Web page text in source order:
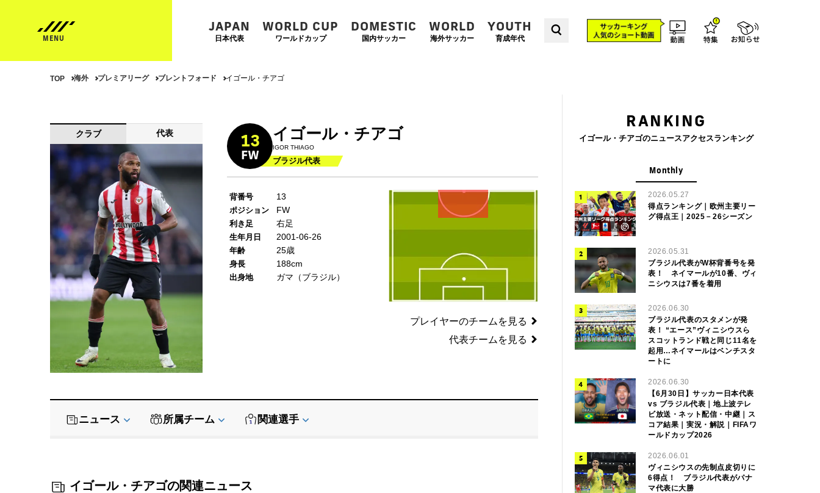
JAPAN
日本代表
WORLD CUP
ワールドカップ
DOMESTIC
国内サッカー
WORLD
海外サッカー
YOUTH
育成年代
TOP 海外 プレミアリーグ ブレントフォード イゴール・チアゴ
クラブ 代表 13
FW
イゴール・チアゴ
IGOR THIAGO
ブラジル代表
背番号 13
ポジション FW
利き足 右足
生年月日 2001-06-26
年齢 25歳
身長 188cm
出身地 ガマ（ブラジル）
左
WG
CF
右
WG
SB
CB
右
SB
GK
プレイヤーのチームを見る
代表チームを見る
ニュース 所属チーム 関連選手
イゴール・チアゴの関連ニュース
RANKING
イゴール・チアゴのニュースアクセスランキング
Monthly
2026.05.27
得点ランキング｜欧州主要リー
グ得点王｜2025－26シーズン
2026.05.31
ブラジル代表がW杯背番号を発
表！ ネイマールが10番、ヴィ
ニシウスは7番を着用
2026.06.30
ブラジル代表のスタメンが発
表！ “エース”ヴィニシウスら
スコットランド戦と同じ11名を
起用…ネイマールはベンチスタ
ートに
2026.06.30
【6月30日】サッカー日本代表
vs ブラジル代表｜地上波テレ
ビ放送・ネット配信・中継｜ス
コア結果｜実況・解説｜FIFAワ
ールドカップ2026
2026.06.01
ヴィニシウスの先制点皮切りに
6得点！ ブラジル代表がパナ
マ代表に大勝